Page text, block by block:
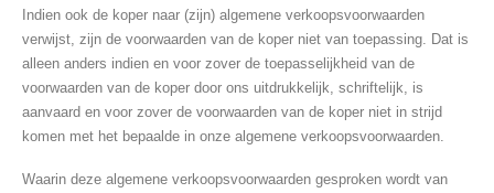
Indien ook de koper naar (zijn) algemene verkoopsvoorwaarden
verwijst, zijn de voorwaarden van de koper niet van toepassing. Dat is
alleen anders indien en voor zover de toepasselijkheid van de
voorwaarden van de koper door ons uitdrukkelijk, schriftelijk, is
aanvaard en voor zover de voorwaarden van de koper niet in strijd
komen met het bepaalde in onze algemene verkoopsvoorwaarden.
Waarin deze algemene verkoopsvoorwaarden gesproken wordt van